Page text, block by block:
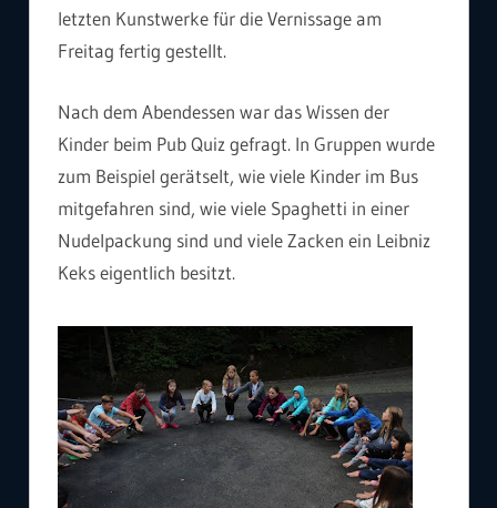
letzten Kunstwerke für die Vernissage am
Freitag fertig gestellt.
Nach dem Abendessen war das Wissen der
Kinder beim Pub Quiz gefragt. In Gruppen wurde
zum Beispiel gerätselt, wie viele Kinder im Bus
mitgefahren sind, wie viele Spaghetti in einer
Nudelpackung sind und viele Zacken ein Leibniz
Keks eigentlich besitzt.